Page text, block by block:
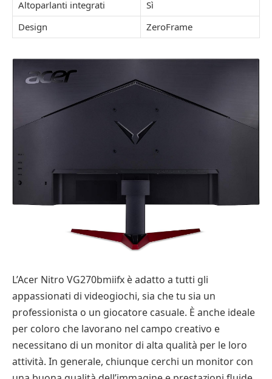
Altoparlanti integrati
Sì
Design
ZeroFrame
L’Acer Nitro VG270bmiifx è adatto a tutti gli
appassionati di videogiochi, sia che tu sia un
professionista o un giocatore casuale. È anche ideale
per coloro che lavorano nel campo creativo e
necessitano di un monitor di alta qualità per le loro
attività. In generale, chiunque cerchi un monitor con